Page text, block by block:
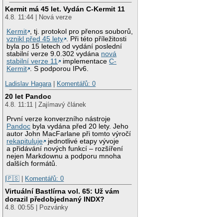
Kermit má 45 let. Vydán C-Kermit 11
4.8. 11:44 | Nová verze
Kermit , tj. protokol pro přenos souborů,
vznikl před 45 lety . Při této příležitosti
byla po 15 letech od vydání poslední
stabilní verze 9.0.302 vydána nová
stabilní verze 11
implementaceC-
Kermit . S podporou IPv6.
Ladislav Hagara | Komentářů: 0
20 let Pandoc
4.8. 11:11 | Zajímavý článek
První verze konverzního nástroje
Pandoc byla vydána před 20 lety. Jeho
autor John MacFarlane při tomto výročí
rekapituluje
jednotlivé etapy vývoje
a přidávání nových funkcí – rozšíření
nejen Markdownu a podporu mnoha
dalších formátů.
|🇵🇸 | Komentářů: 0
Virtuální Bastlírna vol. 65: Už vám
dorazil předobjednaný INDX?
4.8. 00:55 | Pozvánky